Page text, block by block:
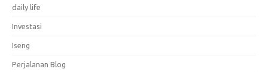
daily life
Investasi
Iseng
Perjalanan Blog